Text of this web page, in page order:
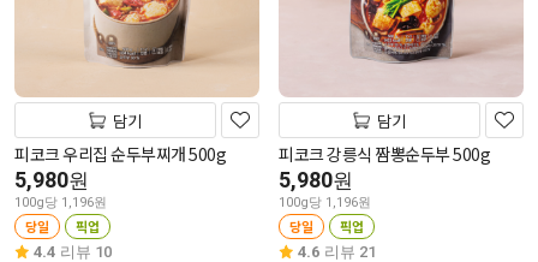
담기
피코크 우리집 순두부찌개 500g
5,980원
100g당 1,196원
당일 픽업
4.4 리뷰 10
담기
피코크 강릉식 짬뽕순두부 500g
5,980원
100g당 1,196원
당일 픽업
4.6 리뷰 21